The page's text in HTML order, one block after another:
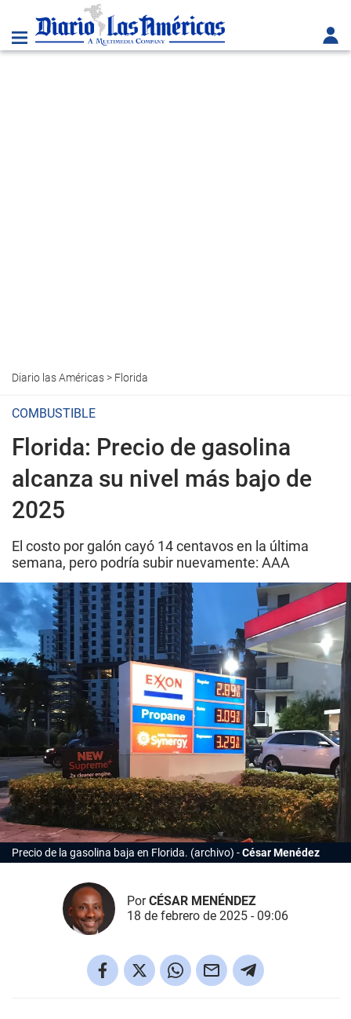
Diario las Américas> Florida
COMBUSTIBLE
Florida: Precio de gasolina
alcanza su nivel más bajo de
2025
El costo por galón cayó 14 centavos en la última
semana, pero podría subir nuevamente: AAA
Precio de la gasolina baja en Florida. (archivo) César Menédez
PorCÉSAR MENÉNDEZ
18 de febrero de 2025 - 09:06